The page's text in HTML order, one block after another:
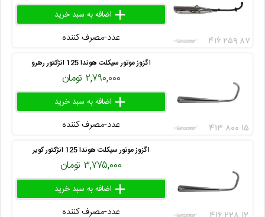
add
عدد-مصرف کننده ۴۱۶ ۲۵۹ ۸۷
اگزوز موتور سیکلت هوندا 125 انژکتور رهرو
۲,۷۹۰,۰۰۰ تومان
add
عدد-مصرف کننده ۴۱۳ ۸۰۰ ۱۵
اگزوز موتور سیکلت هوندا 125 انژکتور کویر
۳,۷۷۵,۰۰۰ تومان
add
عدد-مصرف کننده